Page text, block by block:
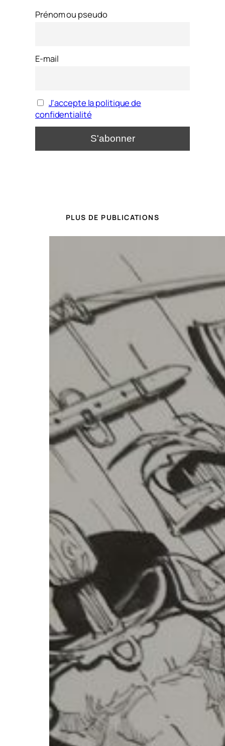
Prénom ou pseudo
E-mail
J'accepte la politique de
confidentialité
PLUS DE PUBLICATIONS